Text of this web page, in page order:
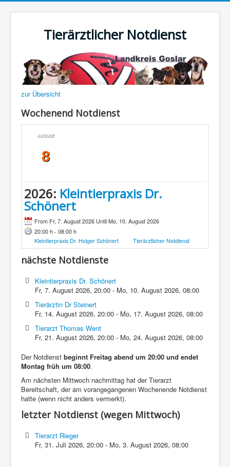
Tierärztlicher Notdienst
zur Übersicht
Wochenend Notdienst
AUGUST
8
2026: Kleintierpraxis Dr.
Schönert
From Fr, 7. August 2026 Until Mo, 10. August 2026
20:00 h - 08:00 h
Kleintierpraxis Dr. Holger Schönert
Tierärztlicher Notdienst
nächste Notdienste
Kleintierpraxis Dr. Schönert
Fr, 7. August 2026,20:00 - Mo, 10. August 2026,08:00
Tierärztin Dr Steinert
Fr, 14. August 2026,20:00 - Mo, 17. August 2026,08:00
Tierarzt Thomas Went
Fr, 21. August 2026,20:00 - Mo, 24. August 2026,08:00
Der Notdienst beginnt Freitag abend um 20:00 und endet
Montag früh um 08:00.
Am nächsten Mittwoch nachmittag hat der Tierarzt
Bereitschaft, der am vorangegangenen Wochenende Notdienst
hatte (wenn nicht anders vermerkt).
letzter Notdienst (wegen Mittwoch)
Tierarzt Rieger
Fr, 31. Juli 2026,20:00 - Mo, 3. August 2026,08:00